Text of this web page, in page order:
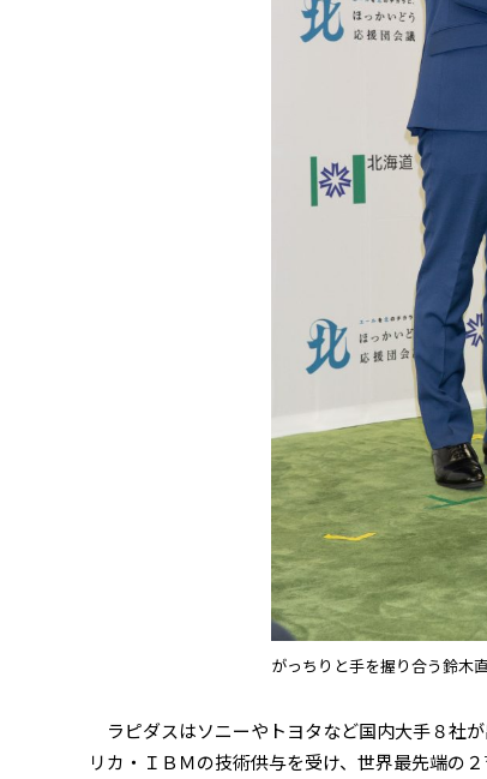
がっちりと手を握り合う鈴木
ラピダスはソニーやトヨタなど国内大手８社
リカ・ＩＢＭの技術供与を受け、世界最先端の